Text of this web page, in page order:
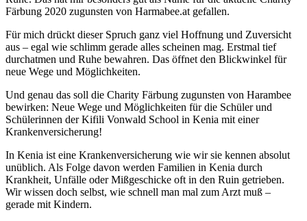
Färbung 2020 zugunsten von Harmabee.at gefallen.
Für mich drückt dieser Spruch ganz viel Hoffnung und Zuversicht
aus – egal wie schlimm gerade alles scheinen mag. Erstmal tief
durchatmen und Ruhe bewahren. Das öffnet den Blickwinkel für
neue Wege und Möglichkeiten.
Und genau das soll die Charity Färbung zugunsten von Harambee
bewirken: Neue Wege und Möglichkeiten für die Schüler und
Schülerinnen der Kifili Vonwald School in Kenia mit einer
Krankenversicherung!
In Kenia ist eine Krankenversicherung wie wir sie kennen absolut
unüblich. Als Folge davon werden Familien in Kenia durch
Krankheit, Unfälle oder Mißgeschicke oft in den Ruin getrieben.
Wir wissen doch selbst, wie schnell man mal zum Arzt muß –
gerade mit Kindern.